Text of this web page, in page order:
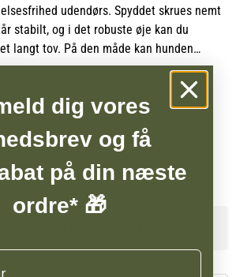
udendørs. Spyddet skrues nemt
stabilt, og i det robuste øje kan du
langt tov. På den måde kan hunden
uden at du behøver holde linen hele
i haven, på camping eller andre steder,
mere plads, samtidig med at du har fuld
dig vores
og få
på din næste
ordre* 🎁